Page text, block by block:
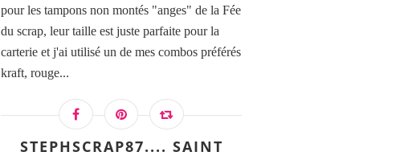
pour les tampons non montés "anges" de la Fée
du scrap, leur taille est juste parfaite pour la
carterie et j'ai utilisé un de mes combos préférés
kraft, rouge...
STEPHSCRAP87.... SAINT